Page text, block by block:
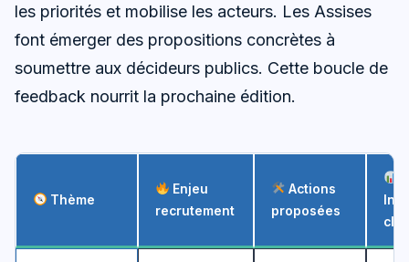
les priorités et mobilise les acteurs. Les Assises
font émerger des propositions concrètes à
soumettre aux décideurs publics. Cette boucle de
feedback nourrit la prochaine édition.
Thème
Enjeu
recrutement
Actions
proposées
clés